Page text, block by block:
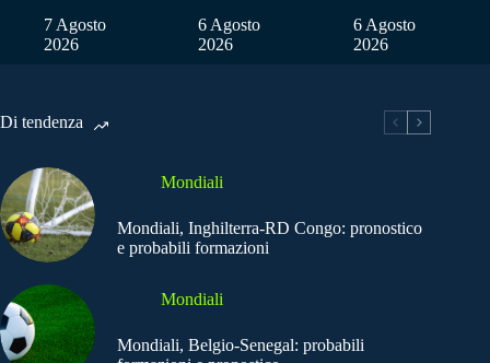
7 Agosto
2026
6 Agosto
2026
6 Agosto
2026
Di tendenza
Mondiali
Mondiali, Inghilterra-RD Congo: pronostico
e probabili formazioni
Mondiali
Mondiali, Belgio-Senegal: probabili